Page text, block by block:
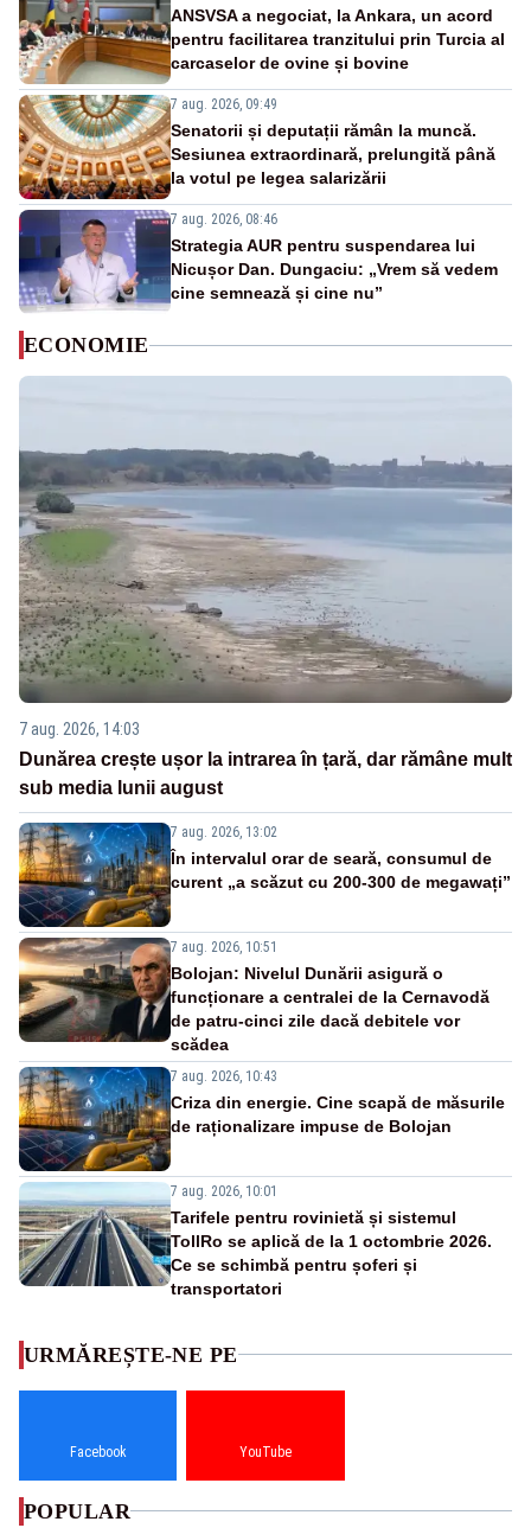
ANSVSA a negociat, la Ankara, un acord
pentru facilitarea tranzitului prin Turcia al
carcaselor de ovine și bovine
7 aug. 2026, 09:49
Senatorii și deputații rămân la muncă.
Sesiunea extraordinară, prelungită până
la votul pe legea salarizării
7 aug. 2026, 08:46
Strategia AUR pentru suspendarea lui
Nicușor Dan. Dungaciu: „Vrem să vedem
cine semnează și cine nu”
ECONOMIE
7 aug. 2026, 14:03
Dunărea crește ușor la intrarea în țară, dar rămâne mult
sub media lunii august
7 aug. 2026, 13:02
În intervalul orar de seară, consumul de
curent „a scăzut cu 200-300 de megawați”
7 aug. 2026, 10:51
Bolojan: Nivelul Dunării asigură o
funcționare a centralei de la Cernavodă
de patru-cinci zile dacă debitele vor
scădea
7 aug. 2026, 10:43
Criza din energie. Cine scapă de măsurile
de raționalizare impuse de Bolojan
7 aug. 2026, 10:01
Tarifele pentru rovinietă și sistemul
TollRo se aplică de la 1 octombrie 2026.
Ce se schimbă pentru șoferi și
transportatori
URMĂREȘTE-NE PE
Facebook YouTube
POPULAR